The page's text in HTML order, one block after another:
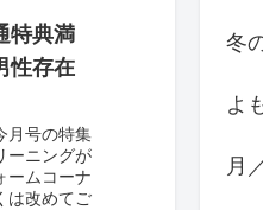
特典満
性存在
月号の特集
ーニングが
ームコーナ
は改めてご
冬
よ
月